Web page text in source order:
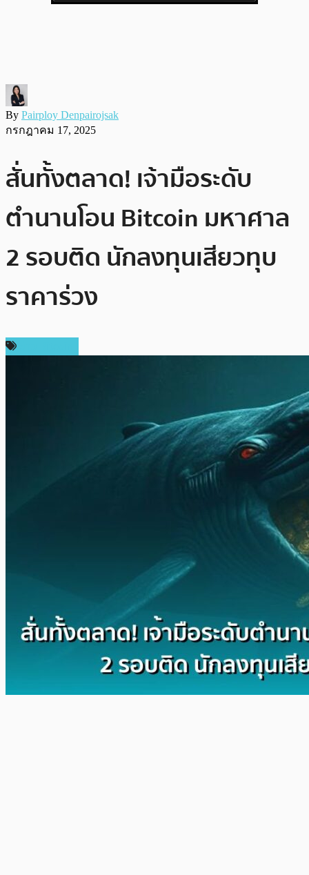
By Pairploy Denpairojsak
กรกฎาคม 17, 2025
สั่นทั้งตลาด! เจ้ามือระดับ
ตำนานโอน Bitcoin มหาศาล
2 รอบติด นักลงทุนเสียวทุบ
ราคาร่วง